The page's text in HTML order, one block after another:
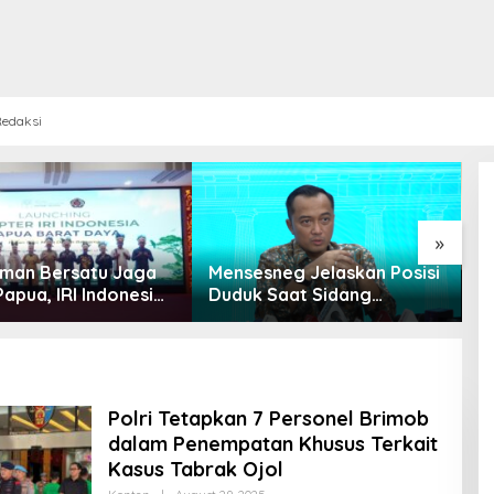
»
Bersatu Jaga
IRI Indonesia
Chapter Papua
Mensesneg Jelaskan Posisi
Duduk Saat Sidang
Kabinet: Kebutuhan Teknis,
Polri Tetapkan 7 Personel Brimob
dalam Penempatan Khusus Terkait
Kasus Tabrak Ojol